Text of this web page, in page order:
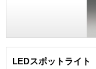
LEDスポットライト